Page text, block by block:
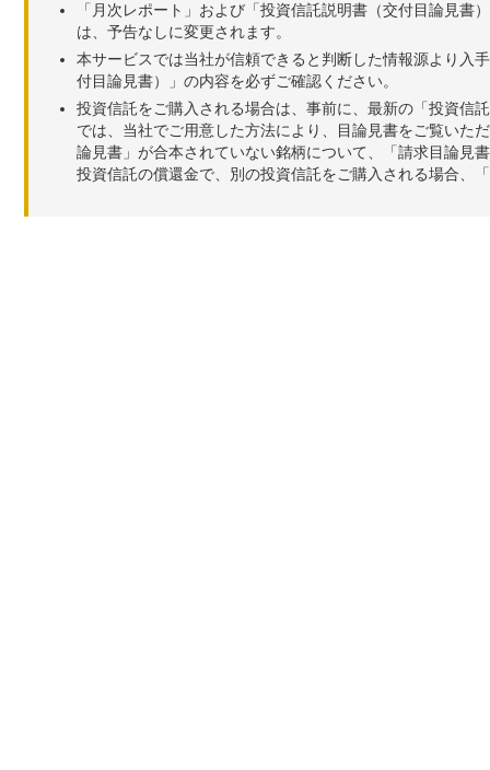
「月次レポート」および「投資信託説明書（交付目論見
は、予告なしに変更されます。
本サービスでは当社が信頼できると判断した情報源より入
付目論見書）」の内容を必ずご確認ください。
投資信託をご購入される場合は、事前に、最新の「投資信
では、当社でご用意した方法により、目論見書をご覧いた
論見書」が合本されていない銘柄について、「請求目論見
投資信託の償還金で、別の投資信託をご購入される場合、